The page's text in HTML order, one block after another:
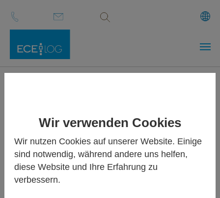
Wir verwenden Cookies
Wir nutzen Cookies auf unserer Website. Einige
sind notwendig, während andere uns helfen,
diese Website und Ihre Erfahrung zu
verbessern.
Zum Hauptinhalt springen
Materialflusssysteme
und Fördertechnik
Mit Hilfe automatischer Materialflusssysteme optimieren Sie
Ihren innerbetrieblichen Warenstrom. Durch den Wegfall